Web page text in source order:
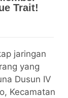
jaringan
yang
Dusun IV
Kecamatan